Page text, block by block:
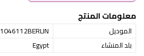
معلومات المنتج
الموديل
1046112BERLIN
بلد المنشاء
Egypt